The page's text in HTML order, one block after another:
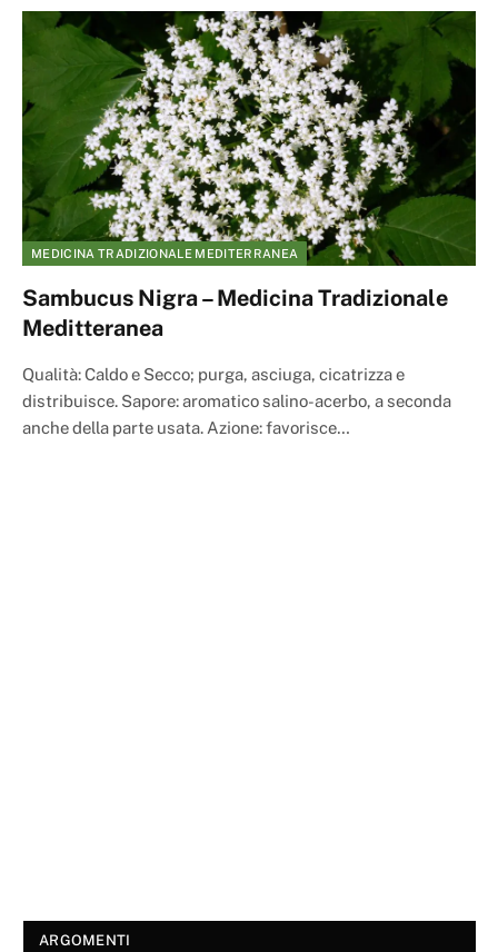
MEDICINA TRADIZIONALE MEDITERRANEA
Sambucus Nigra – Medicina Tradizionale
Meditteranea
Qualità: Caldo e Secco; purga, asciuga, cicatrizza e
distribuisce. Sapore: aromatico salino-acerbo, a seconda
anche della parte usata. Azione: favorisce…
ARGOMENTI